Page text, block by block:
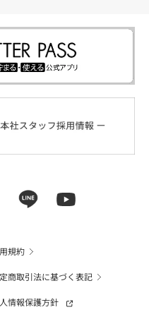
規約
商取引法に基づく表記
情報保護方針